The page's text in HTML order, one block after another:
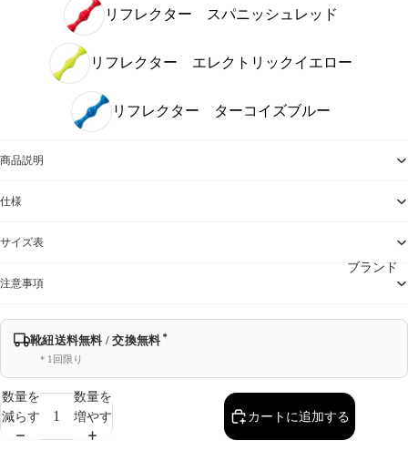
ブランド
リフレクター スパニッシュレッド
リフレクター エレクトリックイエロー
リフレクター ターコイズブルー
商品説明
仕様
サイズ表
注意事項
靴紐送料無料 / 交換無料 ＊
＊1回限り
数量を
減らす
数量を
増やす
カートに追加する